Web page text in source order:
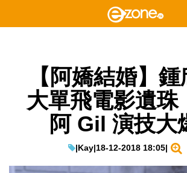
【阿嬌結婚】
大單飛電影遺珠
阿 Gil 演技大
|Kay|18-12-2018 18:05|